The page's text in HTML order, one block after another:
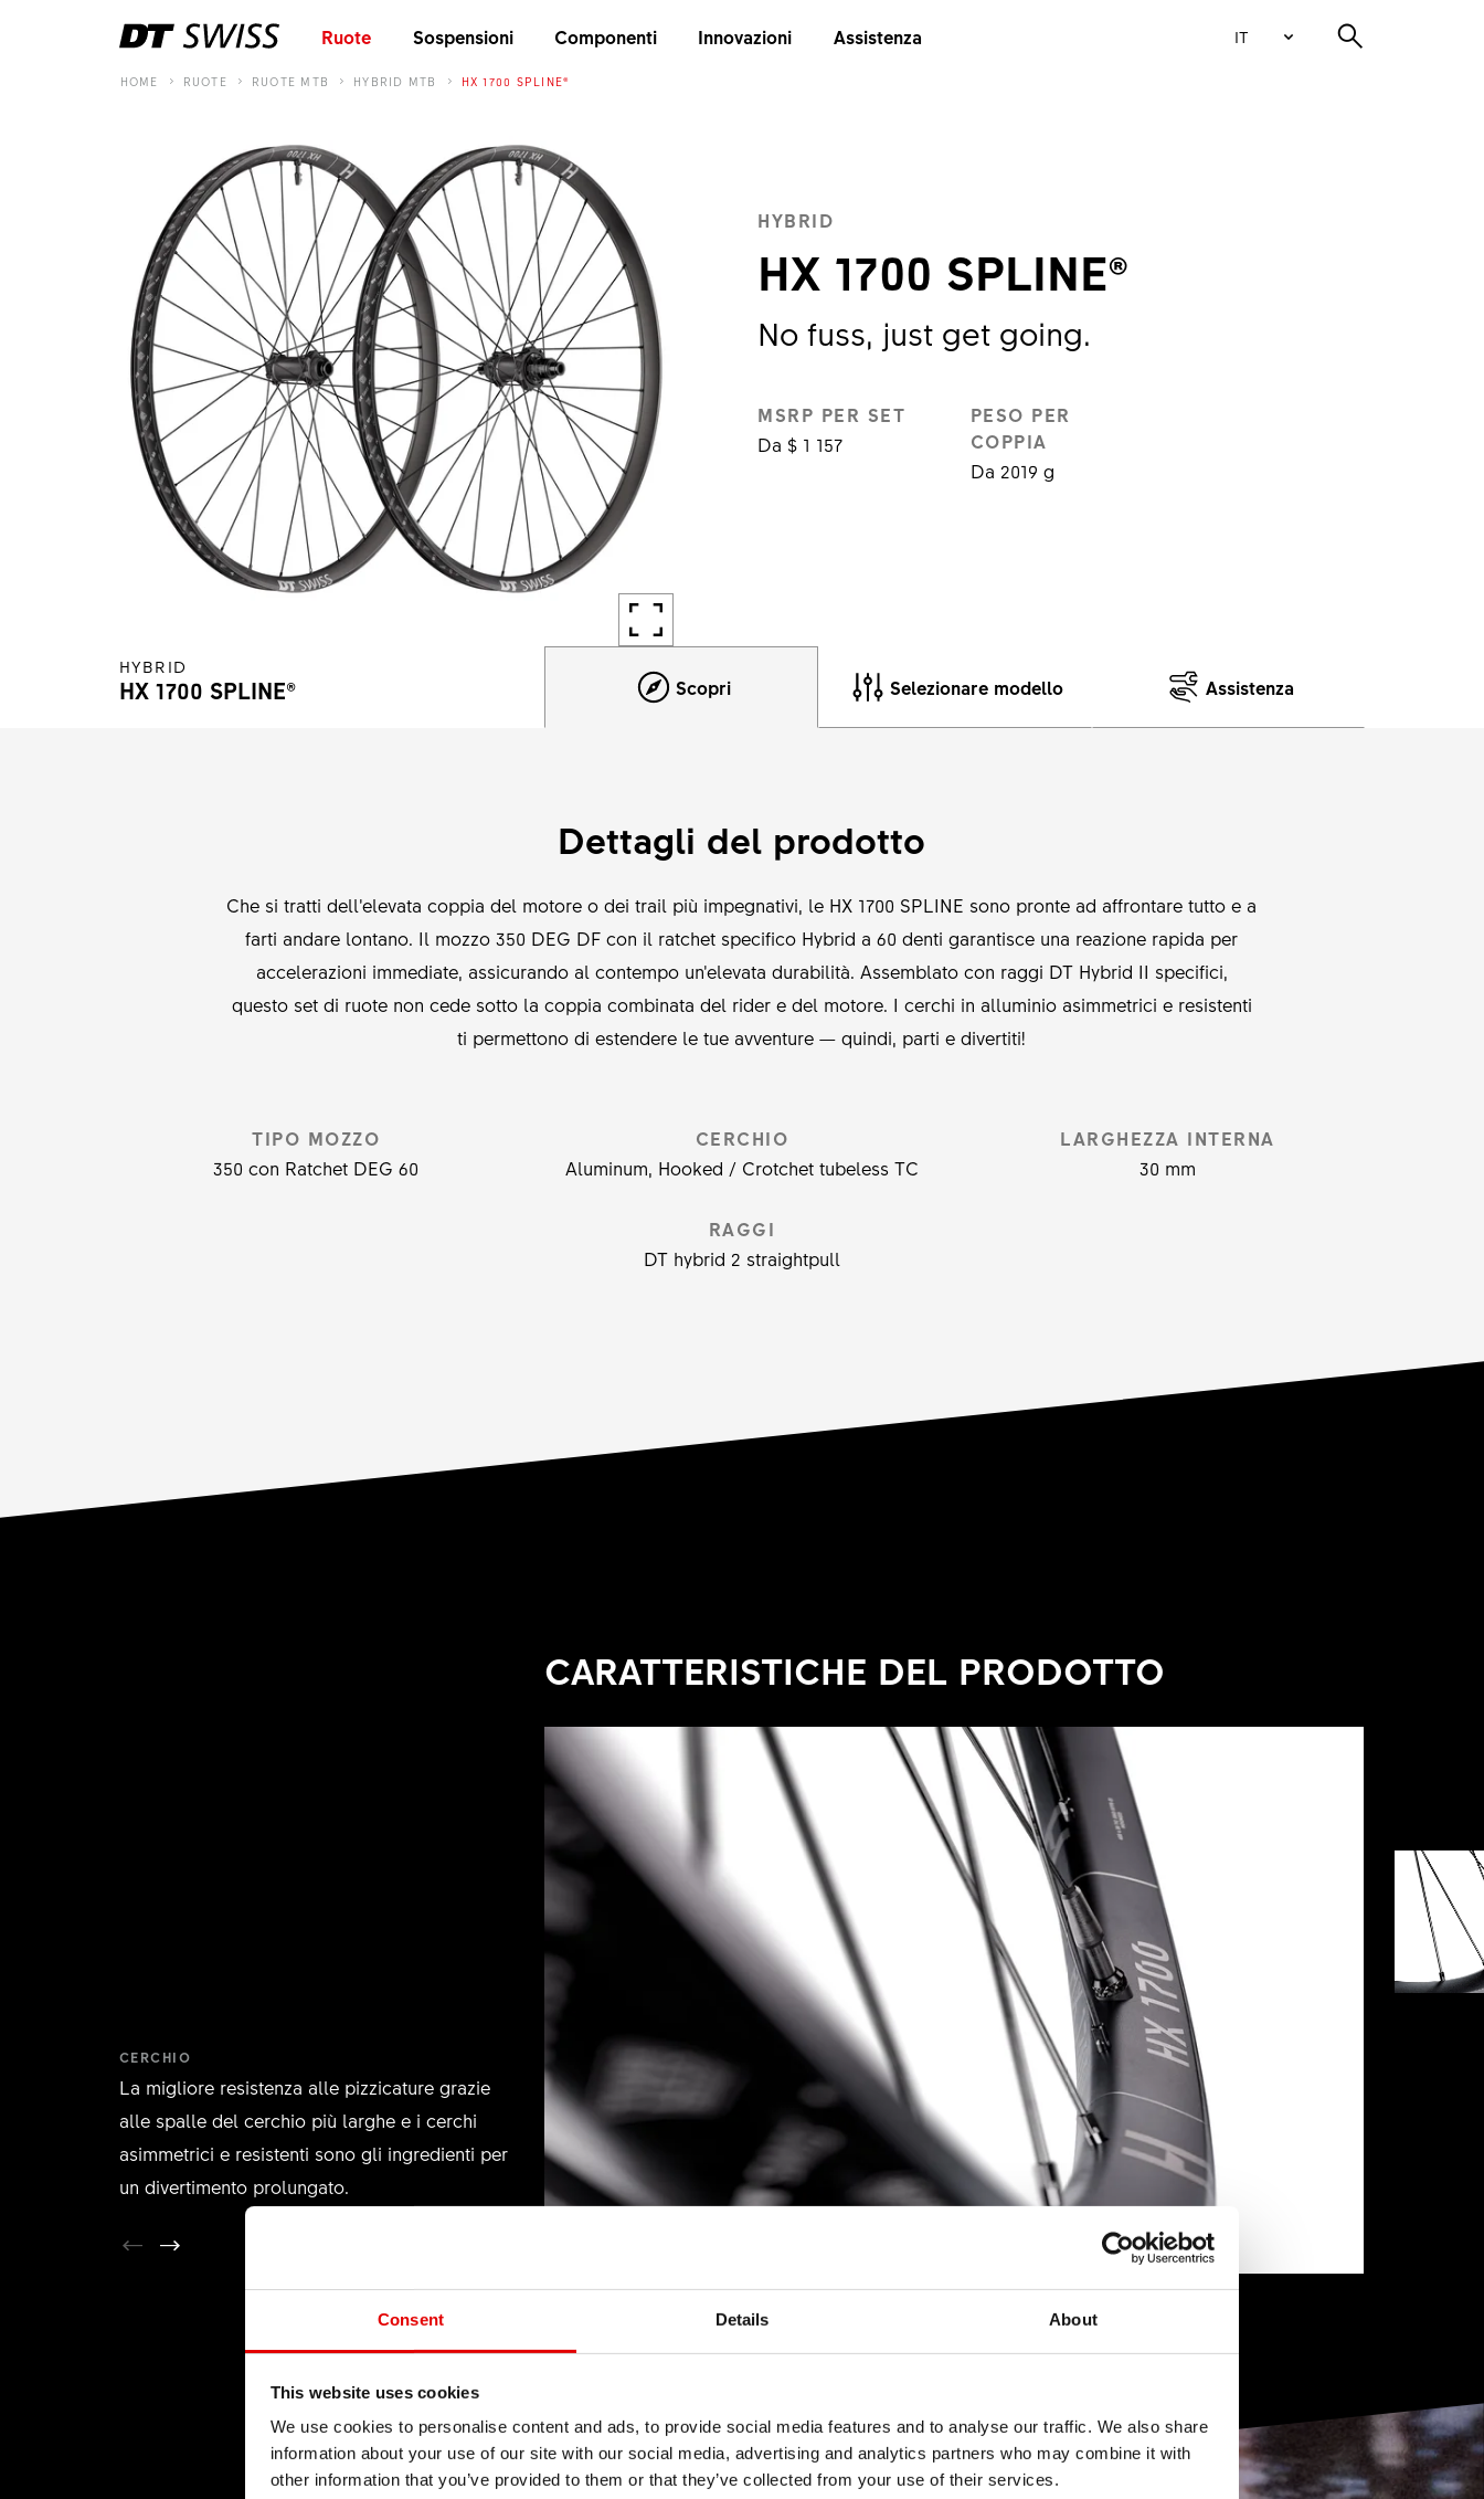
Consent Details About
This website uses cookies
We use cookies to personalise content and ads, to provide social media features and to analyse our traffic. We also share
information about your use of our site with our social media, advertising and analytics partners who may combine it with
other information that you’ve provided to them or that they’ve collected from your use of their services.
Ruote Sospensioni Componenti Innovazioni Assistenza IT
HOME RUOTE RUOTE MTB HYBRID MTB HX 1700 SPLINE®
HYBRID
HX 1700 SPLINE®
No fuss, just get going.
MSRP PER SET
Da $ 1 157
PESO PER
COPPIA
Da 2019 g
HYBRID
HX 1700 SPLINE® Scopri Selezionare modello Assistenza
Dettagli del prodotto
Che si tratti dell’elevata coppia del motore o dei trail più impegnativi, le HX 1700 SPLINE sono pronte ad affrontare tutto e a
farti andare lontano. Il mozzo 350 DEG DF con il ratchet specifico Hybrid a 60 denti garantisce una reazione rapida per
accelerazioni immediate, assicurando al contempo un’elevata durabilità. Assemblato con raggi DT Hybrid II specifici,
questo set di ruote non cede sotto la coppia combinata del rider e del motore. I cerchi in alluminio asimmetrici e resistenti
ti permettono di estendere le tue avventure — quindi, parti e divertiti!
TIPO MOZZO
350 con Ratchet DEG 60
CERCHIO
Aluminum, Hooked / Crotchet tubeless TC
LARGHEZZA INTERNA
30 mm
RAGGI
DT hybrid 2 straightpull
CARATTERISTICHE DEL PRODOTTO
CERCHIO
La migliore resistenza alle pizzicature grazie
alle spalle del cerchio più larghe e i cerchi
asimmetrici e resistenti sono gli ingredienti per
un divertimento prolungato.